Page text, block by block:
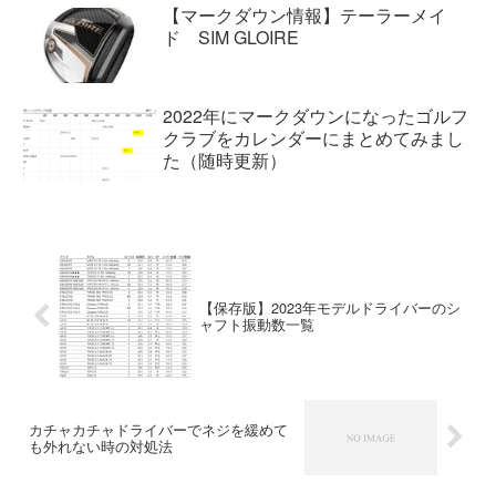
【マークダウン情報】テーラーメイ
ド SIM GLOIRE
2022年にマークダウンになったゴルフ
クラブをカレンダーにまとめてみまし
た（随時更新）
【保存版】2023年モデルドライバーのシ
ャフト振動数一覧
カチャカチャドライバーでネジを緩めて
も外れない時の対処法